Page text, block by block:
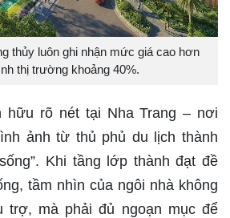
thủy luôn ghi nhận mức giá cao hơn
thị trường khoảng 40%.
hữu rõ nét tại Nha Trang – nơi
ảnh từ thủ phủ du lịch thành
Khi tầng lớp thành đạt đề
tầm nhìn của ngôi nhà không
trợ, mà phải đủ ngoạn mục để